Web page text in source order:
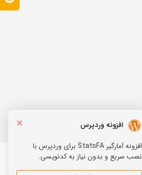
×
افزونه وردپرس
افزونه آمارگیر StatsFA برای وردپرس با
نصب سریع و بدون نیاز به کدنویسی.